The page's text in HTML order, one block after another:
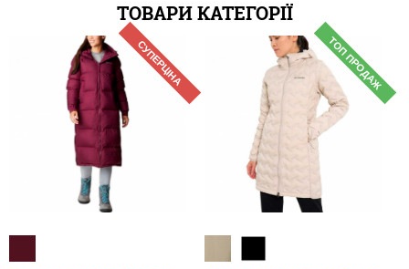
ТОВАРИ КАТЕГОРІЇ
СУПЕРЦІНА ТОП ПРОДАЖ